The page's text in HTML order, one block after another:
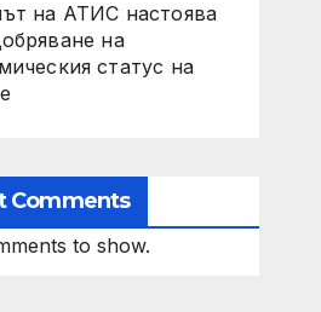
на АТИС настоява
на
статус на
Comments
to show.